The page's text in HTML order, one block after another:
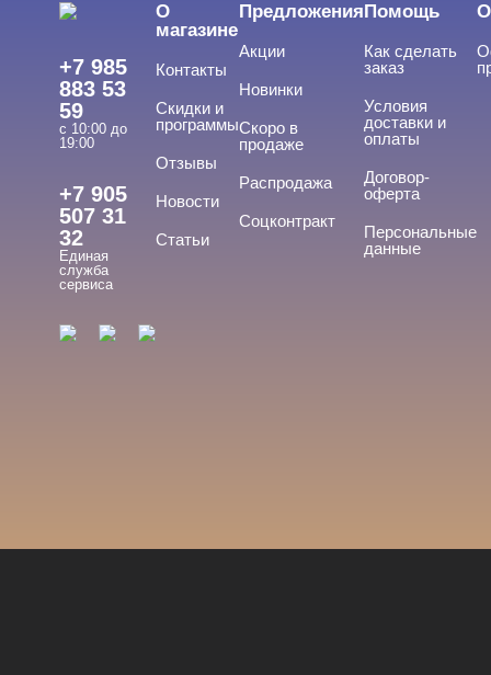
+7 985
883 53
59
с 10:00 до
19:00
+7 905
507 31
32
Единая
служба
сервиса
О
магазине
Контакты
Скидки и
программы
Отзывы
Новости
Статьи
Предложения
Акции
Новинки
Скоро в
продаже
Распродажа
Соцконтракт
Помощь
Как сделать
заказ
Условия
доставки и
оплаты
Договор-
оферта
Персональные
данные